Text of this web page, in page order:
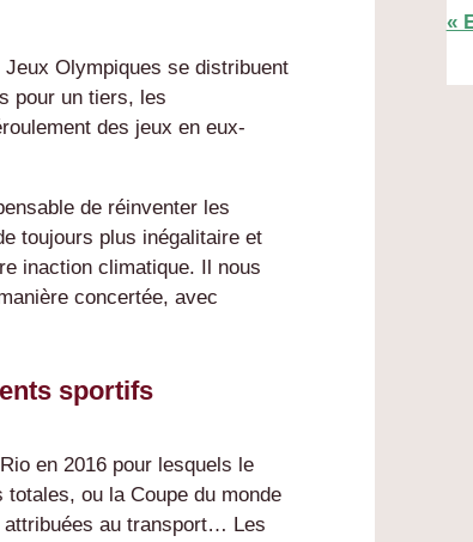
Olympiques se distribuent
pour un tiers, les
des jeux en eux-
de réinventer les
toujours plus inégalitaire et
inaction climatique. Il nous
concertée, avec
sportifs
en 2016 pour lesquels le
ou la Coupe du monde
au transport… Les
«